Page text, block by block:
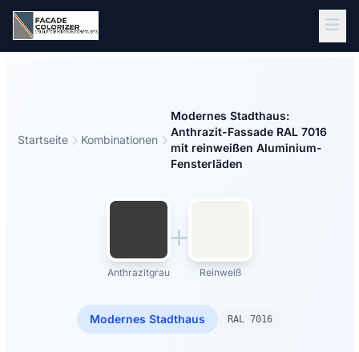
Zum Hauptinhalt springen
Startseite Kombinationen
Modernes Stadthaus:
Anthrazit-Fassade RAL 7016
mit reinweißen Aluminium-
Fensterläden
Anthrazitgrau Reinweiß
Modernes Stadthaus RAL 7016